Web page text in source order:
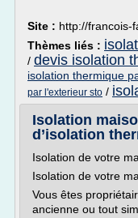
Site : http://francois-
Thèmes liés :
/ devis isolation
isolation thermique
par l'exterieur sto /
Isolation
d’isolation
Isolation de votre
Isolation de votre
Vous êtes
ancienne ou tout